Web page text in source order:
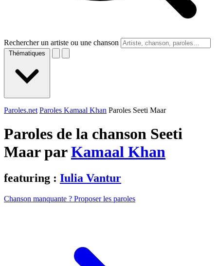
Rechercher un artiste ou une chanson
Thématiques
Paroles.net Paroles Kamaal Khan Paroles Seeti Maar
Paroles de la chanson Seeti
Maar parKamaal Khan
featuring : Iulia Vantur
Chanson manquante ? Proposer les paroles